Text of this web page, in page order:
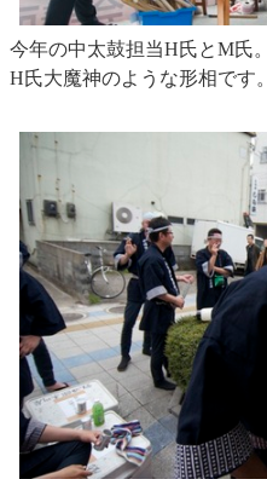
今年の中太鼓担当H氏とM氏。
H氏大魔神のような形相です。